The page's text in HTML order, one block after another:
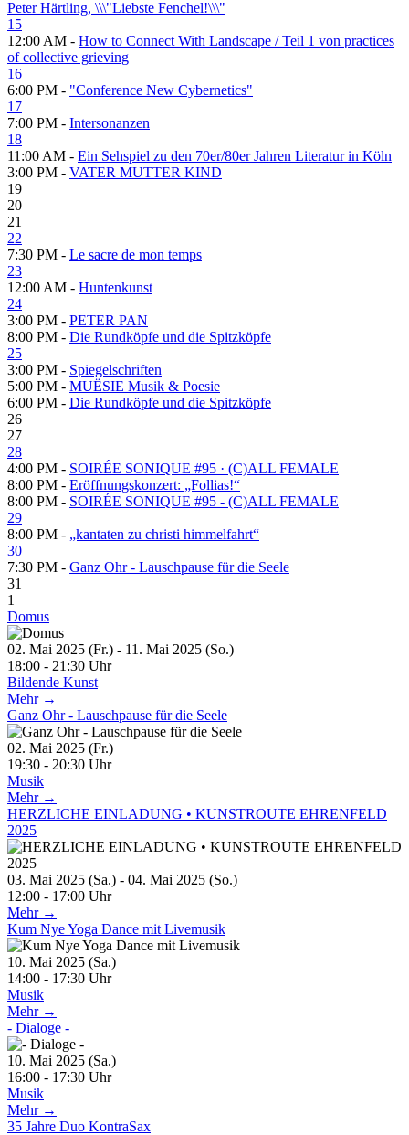
Peter Härtling, \\\"Liebste Fenchel!\\\"
15
12:00 AM - How to Connect With Landscape / Teil 1 von practices
of collective grieving
16
6:00 PM - "Conference New Cybernetics"
17
7:00 PM - Intersonanzen
18
11:00 AM - Ein Sehspiel zu den 70er/80er Jahren Literatur in Köln
3:00 PM - VATER MUTTER KIND
19
20
21
22
7:30 PM - Le sacre de mon temps
23
12:00 AM - Huntenkunst
24
3:00 PM - PETER PAN
8:00 PM - Die Rundköpfe und die Spitzköpfe
25
3:00 PM - Spiegelschriften
5:00 PM - MUËSIE Musik & Poesie
6:00 PM - Die Rundköpfe und die Spitzköpfe
26
27
28
4:00 PM - SOIRÉE SONIQUE #95 · (C)ALL FEMALE
8:00 PM - Eröffnungskonzert: „Follias!“
8:00 PM - SOIRÉE SONIQUE #95 - (C)ALL FEMALE
29
8:00 PM - „kantaten zu christi himmelfahrt“
30
7:30 PM - Ganz Ohr - Lauschpause für die Seele
31
1
Domus
02. Mai 2025 (Fr.) - 11. Mai 2025 (So.)
18:00 - 21:30 Uhr
Bildende Kunst
Mehr →
Ganz Ohr - Lauschpause für die Seele
02. Mai 2025 (Fr.)
19:30 - 20:30 Uhr
Musik
Mehr →
HERZLICHE EINLADUNG • KUNSTROUTE EHRENFELD
2025
03. Mai 2025 (Sa.) - 04. Mai 2025 (So.)
12:00 - 17:00 Uhr
Mehr →
Kum Nye Yoga Dance mit Livemusik
10. Mai 2025 (Sa.)
14:00 - 17:30 Uhr
Musik
Mehr →
- Dialoge -
10. Mai 2025 (Sa.)
16:00 - 17:30 Uhr
Musik
Mehr →
35 Jahre Duo KontraSax